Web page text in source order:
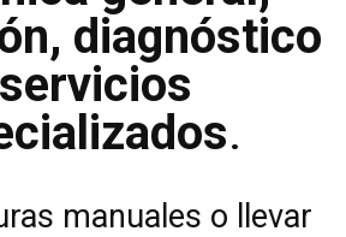
diagnóstico
.
manuales o llevar